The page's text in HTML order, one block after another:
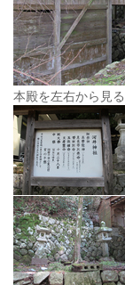
本殿を左右から見る